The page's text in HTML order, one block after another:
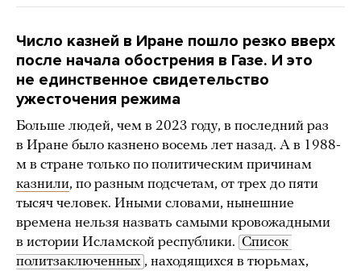
Число казней в Иране пошло резко вверх
после начала обострения в Газе. И это
не единственное свидетельство
ужесточения режима
Больше людей, чем в 2023 году, в последний раз
в Иране было казнено восемь лет назад. А в 1988-
м в стране только по политическим причинам
казнили, по разным подсчетам, от трех до пяти
тысяч человек. Иными словами, нынешние
времена нельзя назвать самыми кровожадными
в истории Исламской республики. Список
политзаключенных , находящихся в тюрьмах,